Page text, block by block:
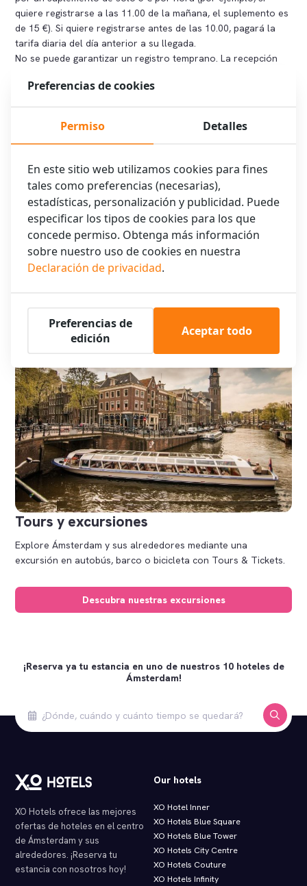
quiere registrarse a las 11.00 de la mañana, el suplemento es
de 15 €). Si quiere registrarse antes de las 10.00, pagará la
tarifa diaria del día anterior a su llegada.
No se puede garantizar un registro temprano. La recepción
habitación ya está disponible y añadir el suplemento para
(sujeto a disponibilidad)
¿Listo para explorar Ámsterdam como un autóctono? Alquile
una de nuestras bicicletas y disfrute de la libertad de tener su
propio medio de transporte en nuestra hermosa ciudad.
Alquile su bicicleta
Tours y excursiones
Explore Ámsterdam y sus alrededores mediante una
excursión en autobús, barco o bicicleta con Tours & Tickets.
Descubra nuestras excursiones
¡Reserva ya tu estancia en uno de nuestros 10 hoteles de
Ámsterdam!
XO Hotels ofrece las mejores
ofertas de hoteles en el centro
de Ámsterdam y sus
alrededores. ¡Reserva tu
estancia con nosotros hoy!
Our hotels
XO Hotel Inner
XO Hotels Blue Square
XO Hotels Blue Tower
XO Hotels City Centre
XO Hotels Couture
XO Hotels Infinity
Preferencias de cookies
Permiso Detalles
En este sitio web utilizamos cookies para fines
tales como preferencias (necesarias),
estadísticas, personalización y publicidad. Puede
especificar los tipos de cookies para los que
concede permiso. Obtenga más información
sobre nuestro uso de cookies en nuestra
Declaración de privacidad.
Preferencias de
edición
Aceptar todo